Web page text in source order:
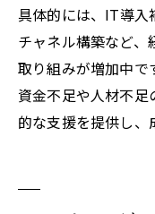
具体的には、IT導入
チャネル構築など
取り組みが増加中で
資金不足や人材不
的な支援を提供し、